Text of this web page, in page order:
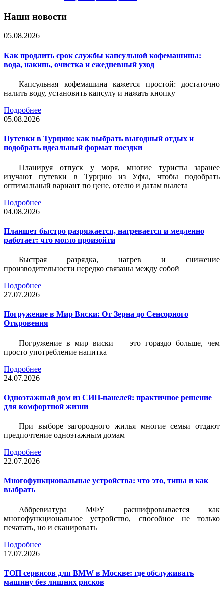
Наши новости
05.08.2026
Как продлить срок службы капсульной кофемашины:
вода, накипь, очистка и ежедневный уход
Капсульная кофемашина кажется простой: достаточно
налить воду, установить капсулу и нажать кнопку
Подробнее
05.08.2026
Путевки в Турцию: как выбрать выгодный отдых и
подобрать идеальный формат поездки
Планируя отпуск у моря, многие туристы заранее
изучают путевки в Турцию из Уфы, чтобы подобрать
оптимальный вариант по цене, отелю и датам вылета
Подробнее
04.08.2026
Планшет быстро разряжается, нагревается и медленно
работает: что могло произойти
Быстрая разрядка, нагрев и снижение
производительности нередко связаны между собой
Подробнее
27.07.2026
Погружение в Мир Виски: От Зерна до Сенсорного
Откровения
Погружение в мир виски — это гораздо больше, чем
просто употребление напитка
Подробнее
24.07.2026
Одноэтажный дом из СИП-панелей: практичное решение
для комфортной жизни
При выборе загородного жилья многие семьи отдают
предпочтение одноэтажным домам
Подробнее
22.07.2026
Многофункциональные устройства: что это, типы и как
выбрать
Аббревиатура МФУ расшифровывается как
многофункциональное устройство, способное не только
печатать, но и сканировать
Подробнее
17.07.2026
ТОП сервисов для BMW в Москве: где обслуживать
машину без лишних рисков